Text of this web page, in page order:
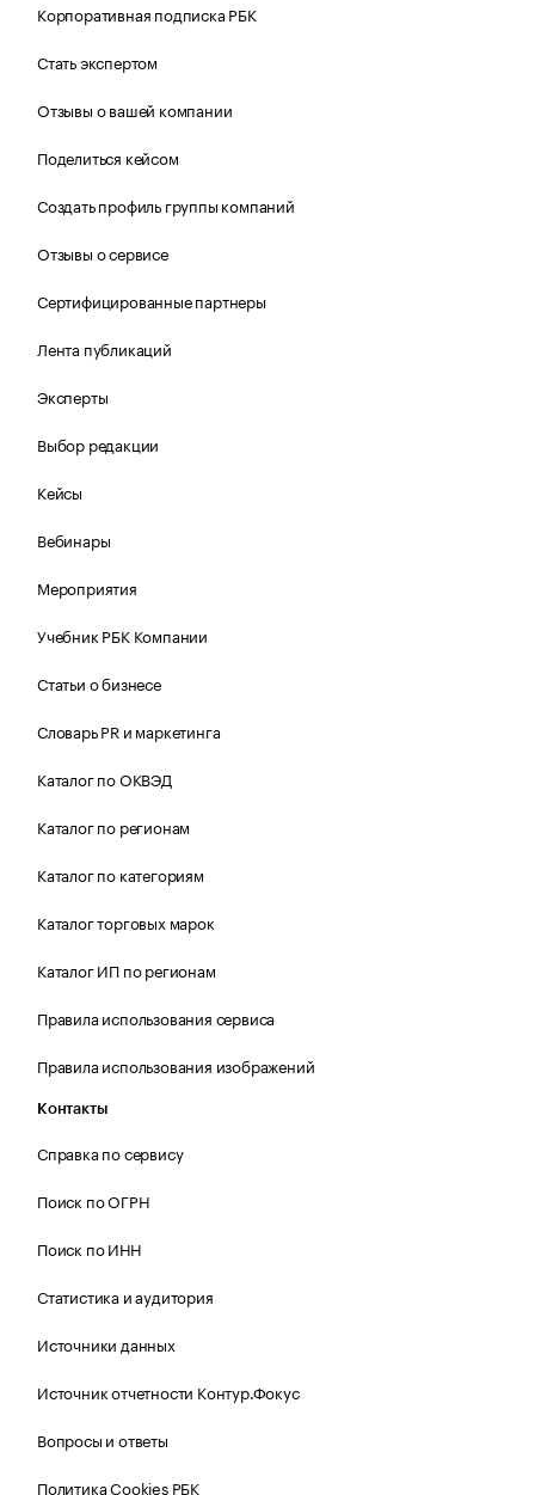
Корпоративная подписка РБК
Стать экспертом
Отзывы о вашей компании
Поделиться кейсом
Создать профиль группы компаний
Отзывы о сервисе
Сертифицированные партнеры
Лента публикаций
Эксперты
Выбор редакции
Кейсы
Вебинары
Мероприятия
Учебник РБК Компании
Статьи о бизнесе
Словарь PR и маркетинга
Каталог по ОКВЭД
Каталог по регионам
Каталог по категориям
Каталог торговых марок
Каталог ИП по регионам
Правила использования сервиса
Правила использования изображений
Контакты
Справка по сервису
Поиск по ОГРН
Поиск по ИНН
Статистика и аудитория
Источники данных
Источник отчетности Контур.Фокус
Вопросы и ответы
Политика Cookies РБК